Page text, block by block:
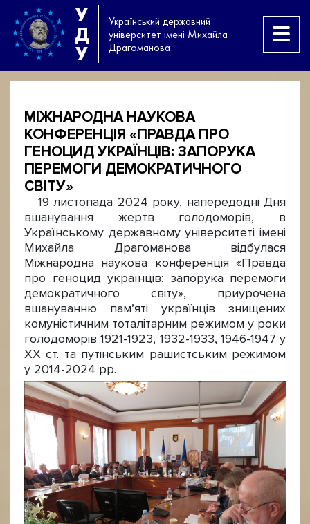
У
Д
У
Український державний
університет імені Михайла
Драгоманова
МІЖНАРОДНА НАУКОВА
КОНФЕРЕНЦІЯ «ПРАВДА ПРО
ГЕНОЦИД УКРАЇНЦІВ: ЗАПОРУКА
ПЕРЕМОГИ ДЕМОКРАТИЧНОГО
СВІТУ»
19 листопада 2024 року, напередодні Дня
вшанування жертв голодоморів, в
Українському державному університеті імені
Михайла Драгоманова відбулася
Міжнародна наукова конференція «Правда
про геноцид українців: запорука перемоги
демократичного світу», приурочена
вшануванню пам’яті українців знищених
комуністичним тоталітарним режимом у роки
голодоморів 1921-1923, 1932-1933, 1946-1947 у
XX ст. та путінським рашистським режимом
у 2014-2024 рр.